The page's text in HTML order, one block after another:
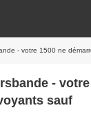
- votre 1500 ne
-
sauf